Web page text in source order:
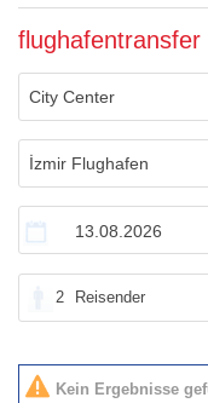
flughafentransfer
2 Reisender
Kein Ergebnisse